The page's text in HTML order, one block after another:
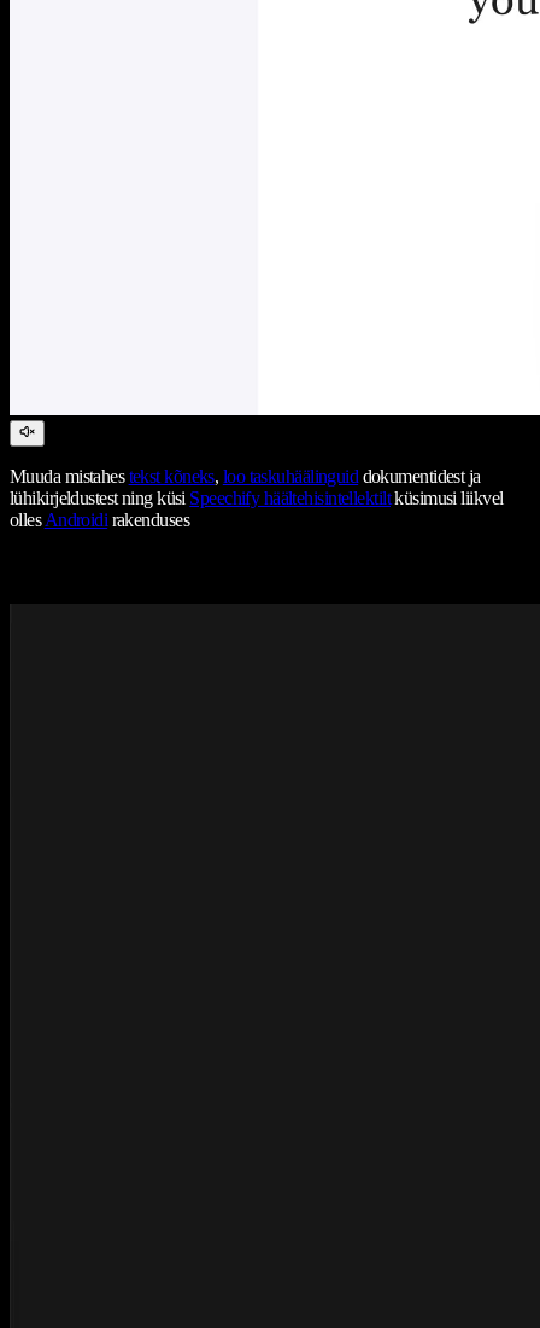
Muuda mistahestekst kõneks, loo taskuhäälinguiddokumentidest ja
lühikirjeldustest ning küsi Speechify häältehisintellektiltküsimusi liikvel
ollesAndroidirakenduses